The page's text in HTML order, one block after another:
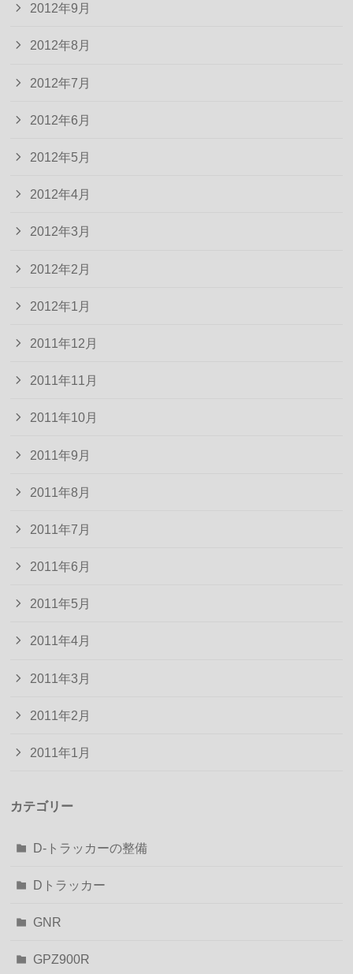
2012年9月
2012年8月
2012年7月
2012年6月
2012年5月
2012年4月
2012年3月
2012年2月
2012年1月
2011年12月
2011年11月
2011年10月
2011年9月
2011年8月
2011年7月
2011年6月
2011年5月
2011年4月
2011年3月
2011年2月
2011年1月
カテゴリー
D-トラッカーの整備
Dトラッカー
GNR
GPZ900R